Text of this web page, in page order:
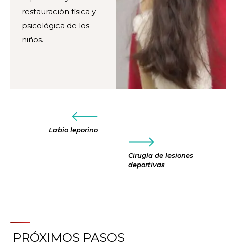
restauración física y
psicológica de los
niños.
Labio leporino
Cirugía de lesiones
deportivas
PRÓXIMOS PASOS